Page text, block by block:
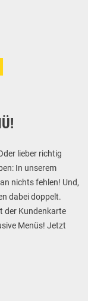
lieber richtig
In unserem
nichts fehlen! Und,
dabei doppelt.
der Kundenkarte
Menüs! Jetzt